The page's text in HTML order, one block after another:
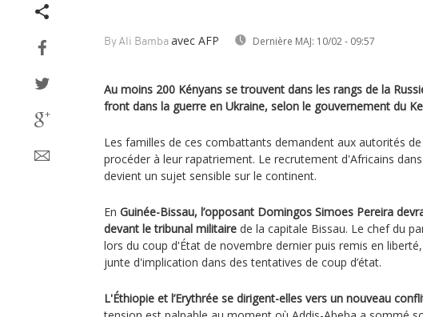
By Ali Bamba avec AFP Dernière MAJ: 10/02 - 09:57
Au moins 200 Kényans se trouvent dans les rangs de la
front dans la guerre en Ukraine, selon le gouvernement du
Les familles de ces combattants demandent aux autorités
procéder à leur rapatriement. Le recrutement d'Africains dans
devient un sujet sensible sur le continent.
En Guinée-Bissau, l’opposant Domingos Simoes Pereira
devant le tribunal militaire de la capitale Bissau. Le chef du
lors du coup d'État de novembre dernier puis remis en
junte d'implication dans des tentatives de coup d’état.
L'Éthiopie et l’Erythrée se dirigent-elles vers un nouveau